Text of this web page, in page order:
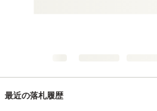
最近の落札履歴